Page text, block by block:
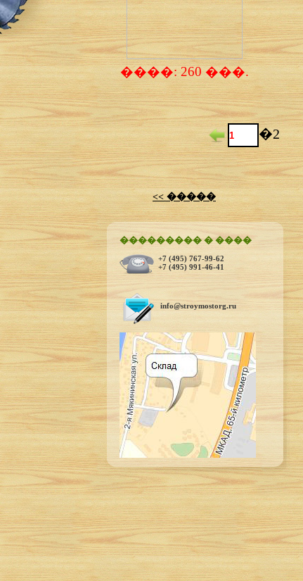
����: 260 ���.
�2
<< �����
��������� � ����
+7 (495) 767-99-62
+7 (495) 991-46-41
info@stroymostorg.ru